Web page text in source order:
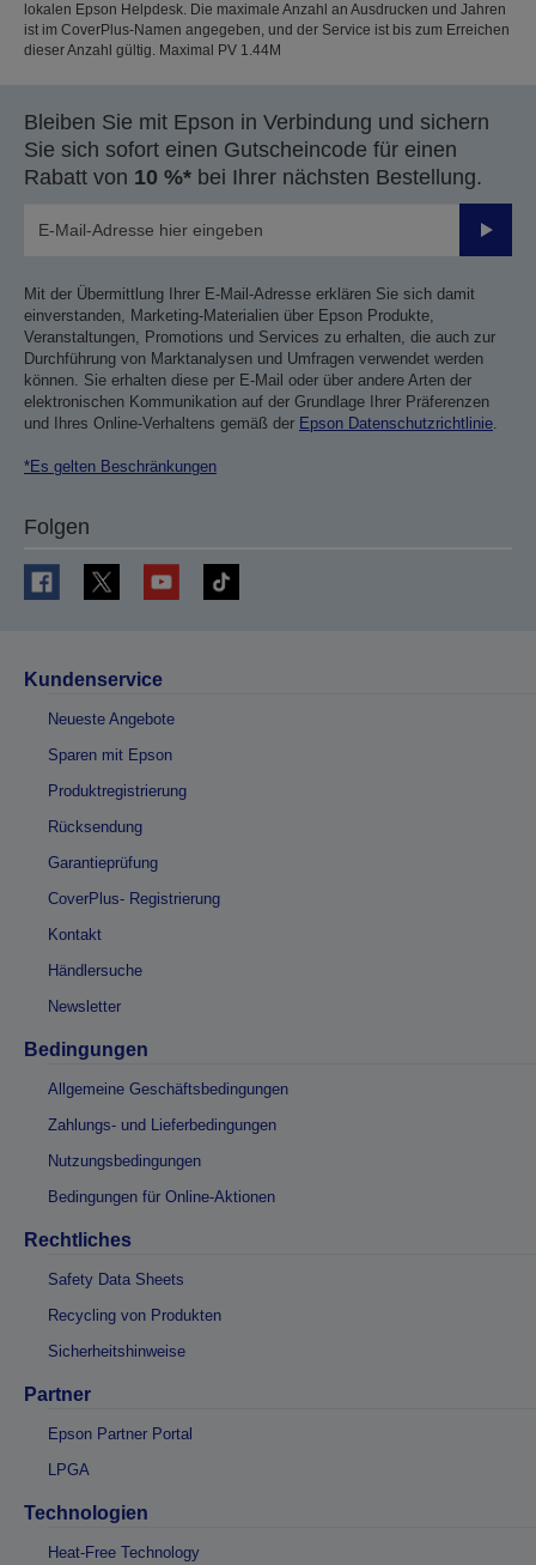
lokalen Epson Helpdesk. Die maximale Anzahl an Ausdrucken und Jahren
ist im CoverPlus-Namen angegeben, und der Service ist bis zum Erreichen
dieser Anzahl gültig. Maximal PV 1.44M
Bleiben Sie mit Epson in Verbindung und sichern
Sie sich sofort einen Gutscheincode für einen
Rabatt von 10 %* bei Ihrer nächsten Bestellung.
Mit der Übermittlung Ihrer E-Mail-Adresse erklären Sie sich damit
einverstanden, Marketing-Materialien über Epson Produkte,
Veranstaltungen, Promotions und Services zu erhalten, die auch zur
Durchführung von Marktanalysen und Umfragen verwendet werden
können. Sie erhalten diese per E-Mail oder über andere Arten der
elektronischen Kommunikation auf der Grundlage Ihrer Präferenzen
und Ihres Online-Verhaltens gemäß der Epson Datenschutzrichtlinie.
*Es gelten Beschränkungen
Folgen
Kundenservice
Neueste Angebote
Sparen mit Epson
Produktregistrierung
Rücksendung
Garantieprüfung
CoverPlus- Registrierung
Kontakt
Händlersuche
Newsletter
Bedingungen
Allgemeine Geschäftsbedingungen
Zahlungs- und Lieferbedingungen
Nutzungsbedingungen
Bedingungen für Online-Aktionen
Rechtliches
Safety Data Sheets
Recycling von Produkten
Sicherheitshinweise
Partner
Epson Partner Portal
LPGA
Technologien
Heat-Free Technology